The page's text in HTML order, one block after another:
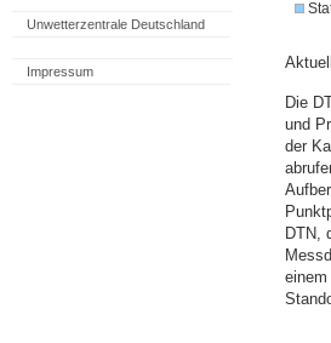
Unwetterzentrale Deutschland
Impressum
Die
und
der
DTN,